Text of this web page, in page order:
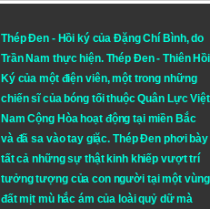
Thép Đen - Hồi ký của Đặng Chí Bình, do
Trần Nam thực hiện. Thép Đen- Thiên Hồi
Ký của một điện viên, một trong những
chiến sĩ của bóng tối thuộc Quân Lực Việt
Nam Cộng Hòa hoạt động tại miền Bắc
và đã sa vào tay giặc. Thép Đen phơi bày
tất cả những sự thật kinh khiếp vượt trí
tưởng tượng của con người tại một vùng
đất mịt mù hắc ám của loài quỷ dữ mà